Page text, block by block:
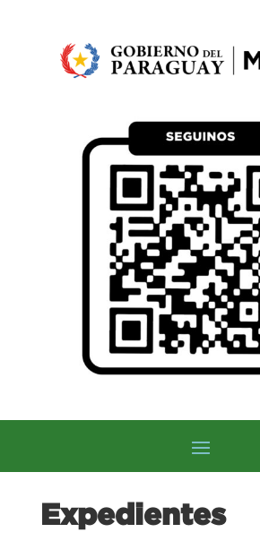
Expedientes